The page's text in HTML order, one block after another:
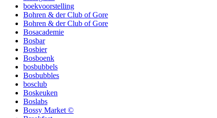
boekvoorstelling
Bohren & der Club of Gore
Bohren & der Club of Gore
Bosacademie
Bosbar
Bosbier
Bosboenk
bosbubbels
Bosbubbles
bosclub
Boskeuken
Boslabs
Bossy Market ©